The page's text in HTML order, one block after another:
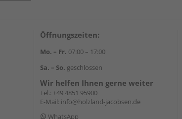
Öffnungszeiten:
Mo. – Fr. 07:00 – 17:00
Sa. – So. geschlossen
Wir helfen Ihnen gerne weiter
Tel.: +49 4851 95900
E-Mail: info@holzland-jacobsen.de
WhatsApp